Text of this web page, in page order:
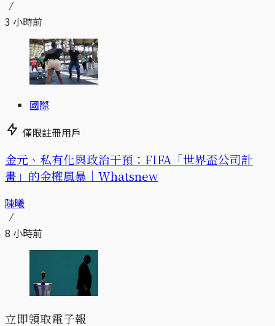
3 小時前
國際
僅限註冊用戶
金元、私有化與政治干預：FIFA「世界盃公司計
畫」的金權風暴｜Whatsnew
陳曦
8 小時前
立即領取電子報